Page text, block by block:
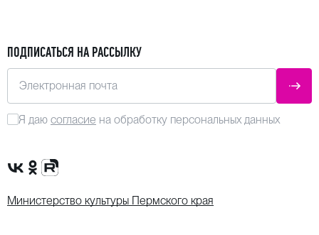
ПОДПИСАТЬСЯ НА РАССЫЛКУ
Электронная почта
Я даю согласие на обработку персональных данных
Сообщество VK
Группа в одноклассниках
Канал Rutube
Министерство культуры Пермского края